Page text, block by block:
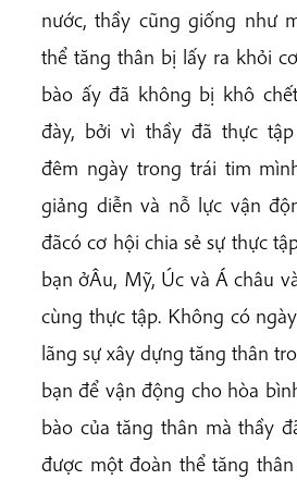
nước, thầy cũng giống như
thể tăng thân bị lấy ra khỏi
bào ấy đã không bị khô
đày, bởi vì thầy đã thực
đêm ngày trong trái tim
giảng diễn và nỗ lực vận
đãcó cơ hội chia sẻ sự thực
bạn ởÂu, Mỹ, Úc và Á châu
cùng thực tập. Không có
lãng sự xây dựng tăng thân
bạn để vận động cho hòa
bào của tăng thân mà thầy
được một đoàn thể tăng